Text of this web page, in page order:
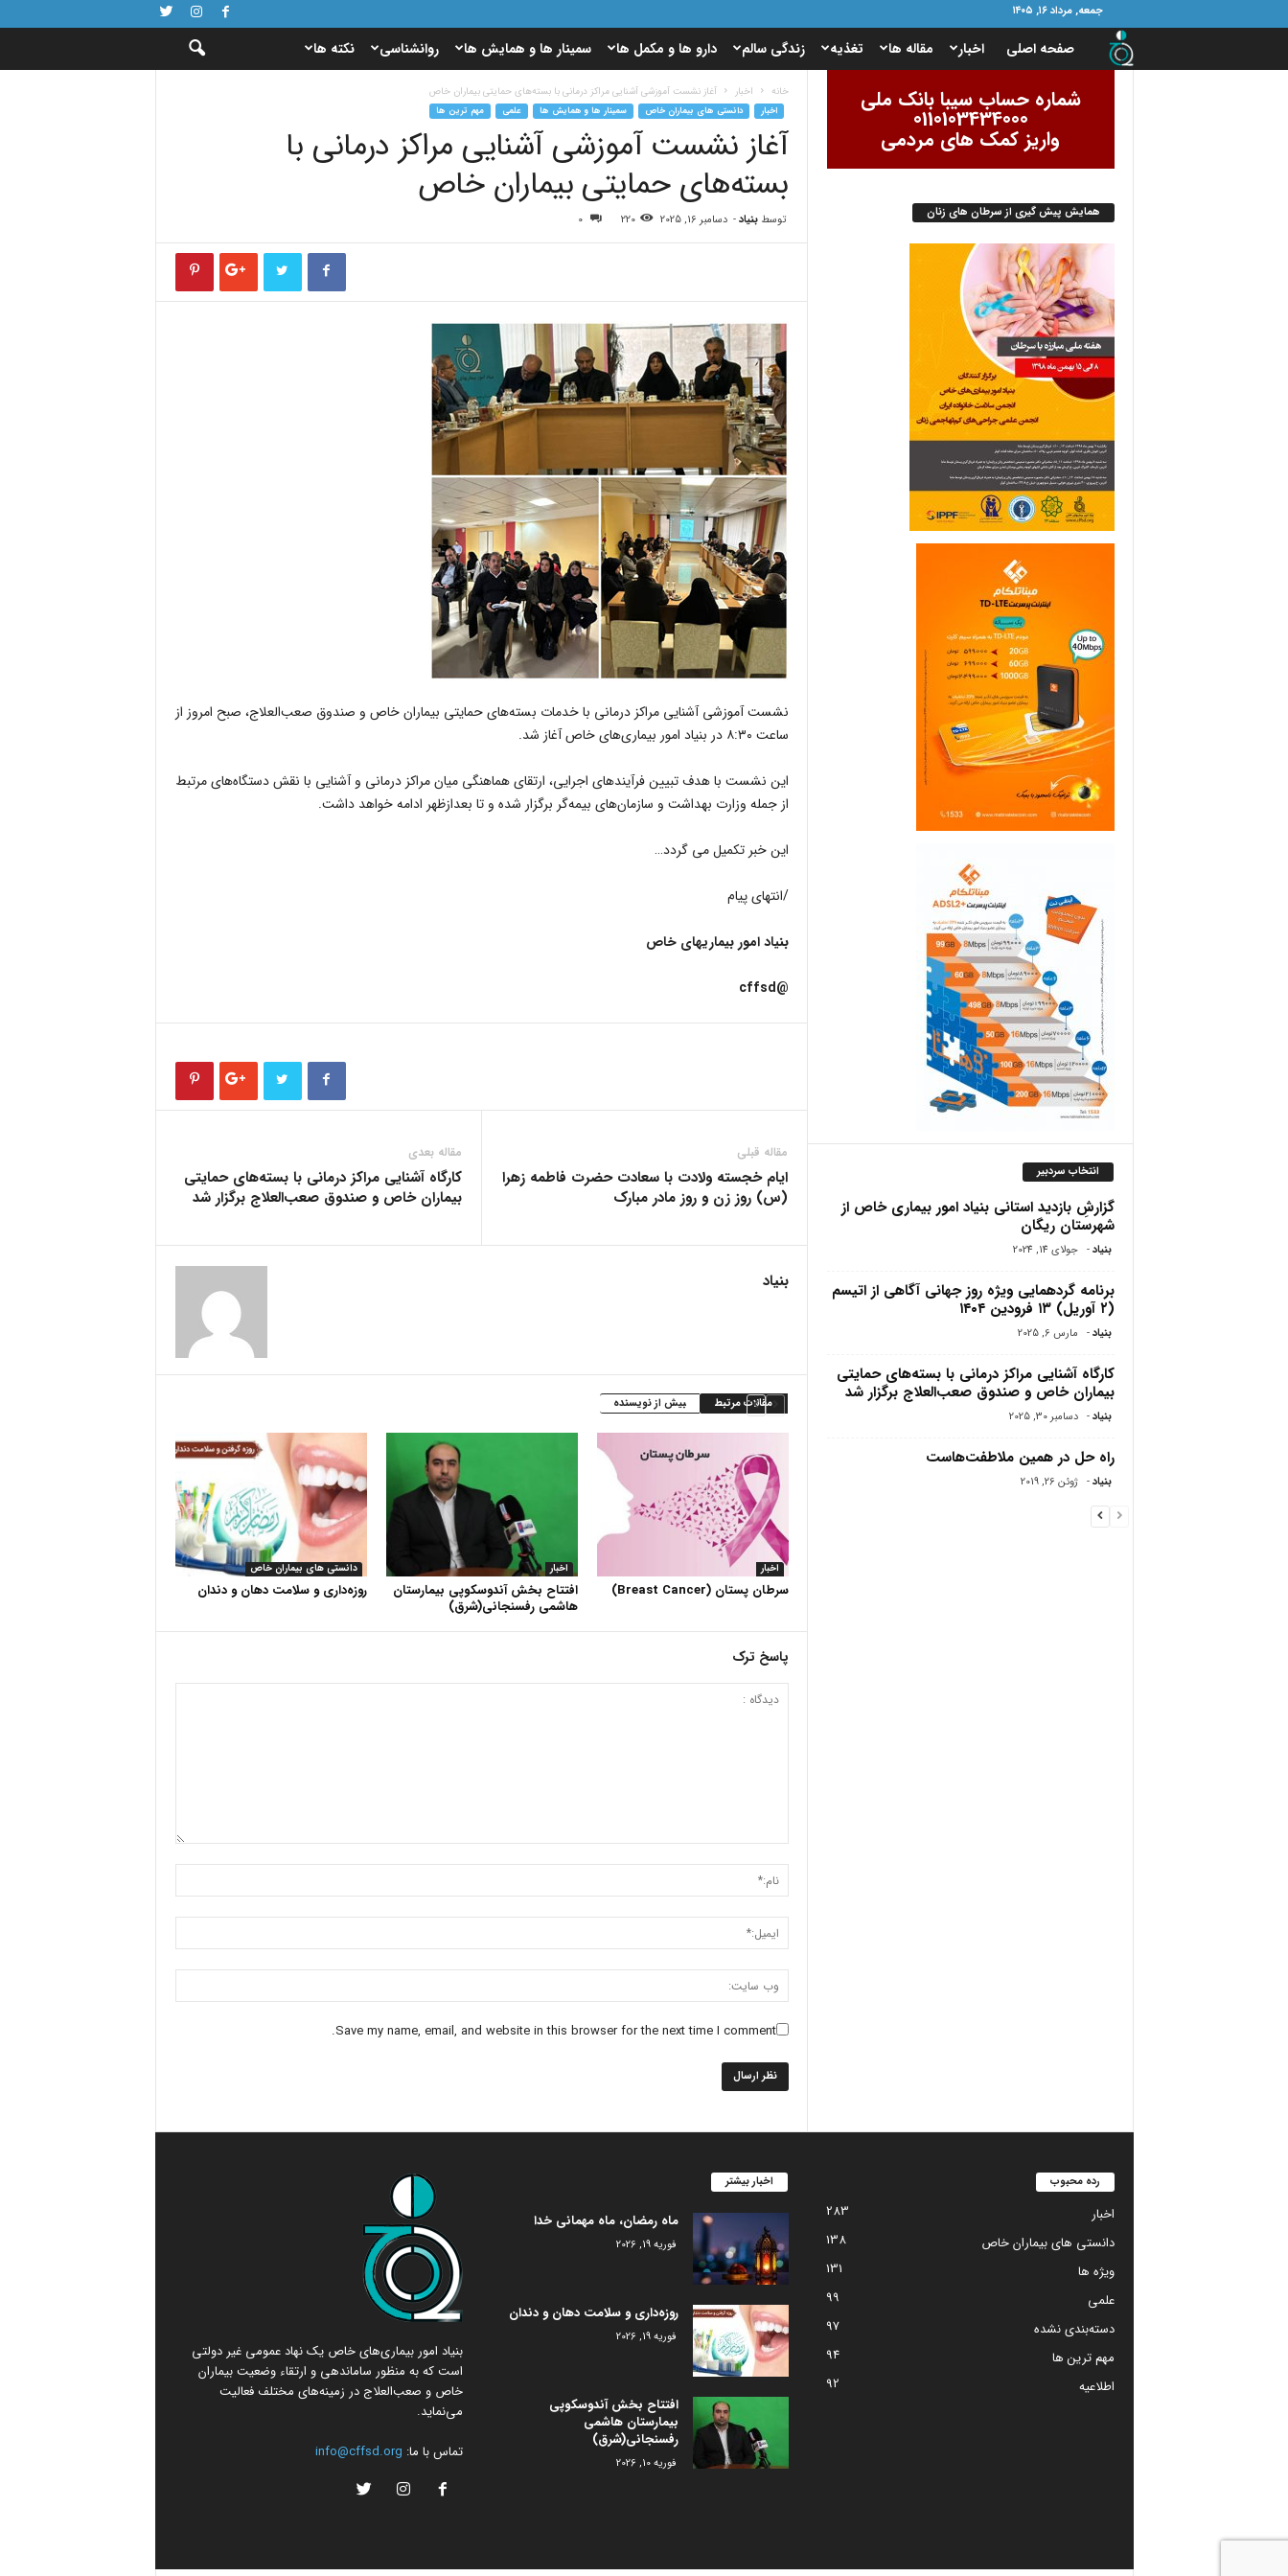
جمعه, مرداد ۱۶, ۱۴۰۵
ا
د
م
و
ر
ی
م
ی
ا
خ
ص
صفحه اصلی اخبار مقاله ها تغذیه زندگی سالم دارو ها و مکمل ها سمینار ها و همایش ها روانشناسی نکته ها
خانه اخبار آغاز نشست آموزشی آشنایی مراکز درمانی با بسته‌های حمایتی بیماران خاص
اخبار دانستی های بیماران خاص سمینار ها و همایش ها علمی مهم ترین ها
آغاز نشست آموزشی آشنایی مراکز درمانی با
بسته‌های حمایتی بیماران خاص
توسط بنیاد- دسامبر 16, 2025 220
0
نشست آموزشی آشنایی مراکز درمانی با خدمات بسته‌های حمایتی بیماران خاص و صندوق صعب‌العلاج، صبح امروز از
ساعت ۸:۳۰ در بنیاد امور بیماری‌های خاص آغاز شد.
این نشست با هدف تبیین فرآیندهای اجرایی، ارتقای هماهنگی میان مراکز درمانی و آشنایی با نقش دستگاه‌های مرتبط
از جمله وزارت بهداشت و سازمان‌های بیمه‌گر برگزار شده و تا بعدازظهر ادامه خواهد داشت. ‎
این خبر تکمیل می گردد…
/انتهای پیام
بنیاد امور بیماریهای خاص
@cffsd
مقاله قبلی
ایام خجسته ولادت با سعادت حضرت فاطمه زهرا
(س) روز زن و روز مادر مبارک
مقاله بعدی
کارگاه آشنایی مراکز درمانی با بسته‌های حمایتی
بیماران خاص و صندوق صعب‌العلاج برگزار شد
بنیاد
مقالات مرتبط بیش از نویسنده
دانستی های بیماران خاص
روزه‌داری و سلامت دهان و دندان
اخبار
افتتاح بخش آندوسکوپی بیمارستان
هاشمی رفسنجانی(شرق)
اخبار
سرطان پستان (Breast Cancer)
پاسخ ترک
Save my name, email, and website in this browser for the next time I comment.
شماره حساب سیبا بانک ملی
0110103434000
واریز کمک های مردمی
همایش پیش گیری از سرطان های زنان
انتخاب سردبیر
گزارشِ بازدید استانی بنیاد امور بیماری خاص از
شهرستان ریگان
بنیاد - جولای 14, 2024
برنامه گردهمایی ویژه روز جهانی آگاهی از اتیسم
(۲ آوریل) ۱۳ فرودین ۱۴۰۴
بنیاد - مارس 6, 2025
کارگاه آشنایی مراکز درمانی با بسته‌های حمایتی
بیماران خاص و صندوق صعب‌العلاج برگزار شد
بنیاد - دسامبر 30, 2025
راه حل در همین ملاطفت‌هاست
بنیاد - ژوئن 26, 2019
بنیاد امور بیماری‌های خاص یک نهاد عمومی غیر دولتی
است که به منظور ساماندهی و ارتقاء وضعیت بیماران
خاص و صعب‌العلاج در زمینه‌های مختلف فعالیت
می‌نماید.
تماس با ما: info@cffsd.org
اخبار بیشتر
ماه رمضان، ماه مهمانی خدا
فوریه 19, 2026
روزه‌داری و سلامت دهان و دندان
فوریه 19, 2026
افتتاح بخش آندوسکوپی
بیمارستان هاشمی
رفسنجانی(شرق)
فوریه 10, 2026
رده محبوب
اخبار
283
دانستی های بیماران خاص
138
ویژه ها
131
علمی
99
دسته‌بندی نشده
97
مهم ترین ها
94
اطلاعیه
92